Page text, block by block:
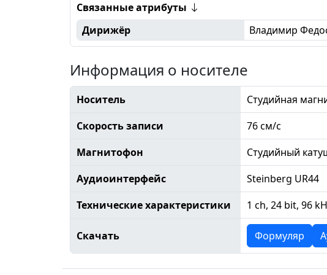
Связанные атрибуты
Дирижёр
Владимир
Информация о носителе
Носитель
Студийная
Скорость записи
76 см/с
Магнитофон
Студийный
Аудиоинтерфейс
Steinberg UR44
Технические характеристики
1 ch, 24 bit, 96
Скачать Формуляр